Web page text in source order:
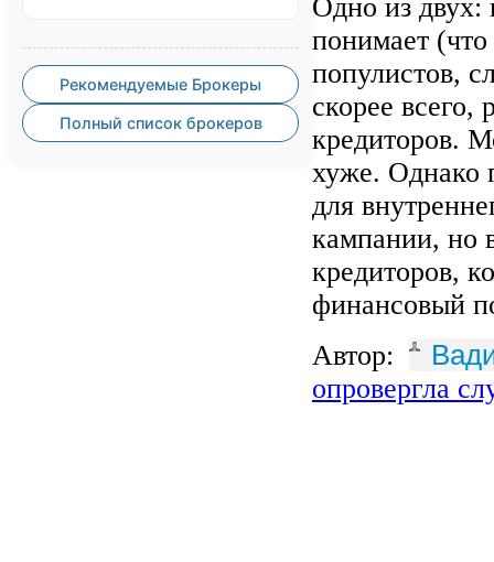
Рекомендуемые Брокеры
Полный список брокеров
Одно из двух:
понимает
популистов,
скорее
кредиторов.
хуже. Однако
для
кампании, но
кредиторов,
финансовый
Автор:
опровергла